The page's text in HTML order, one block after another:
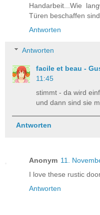
Handarbeit...Wie
Türen beschaffen
Antworten
Antworten
facile et beau -
11:45
stimmt - da wird
und dann sind sie
Antworten
Anonym 11.
I love these rustic
Antworten